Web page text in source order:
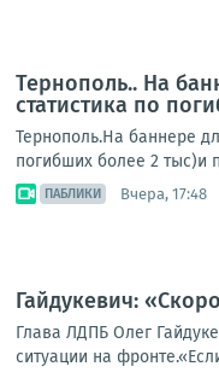
Тернополь.. На
статистика по
Тернополь.На баннере
погибших более 2 тыс)и
ПАБЛИКИ Вчера, 17:48
Гайдукевич:
Глава ЛДПБ Олег
ситуации на